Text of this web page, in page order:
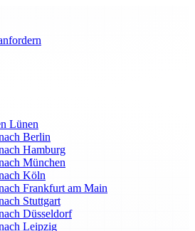
Lünen
Berlin
Hamburg
München
Köln
Frankfurt am Main
Stuttgart
Düsseldorf
Leipzig